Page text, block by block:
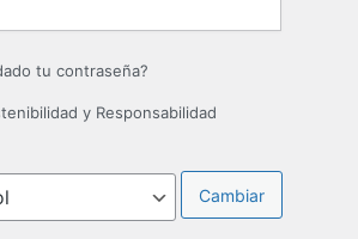
tu contraseña?
y Responsabilidad